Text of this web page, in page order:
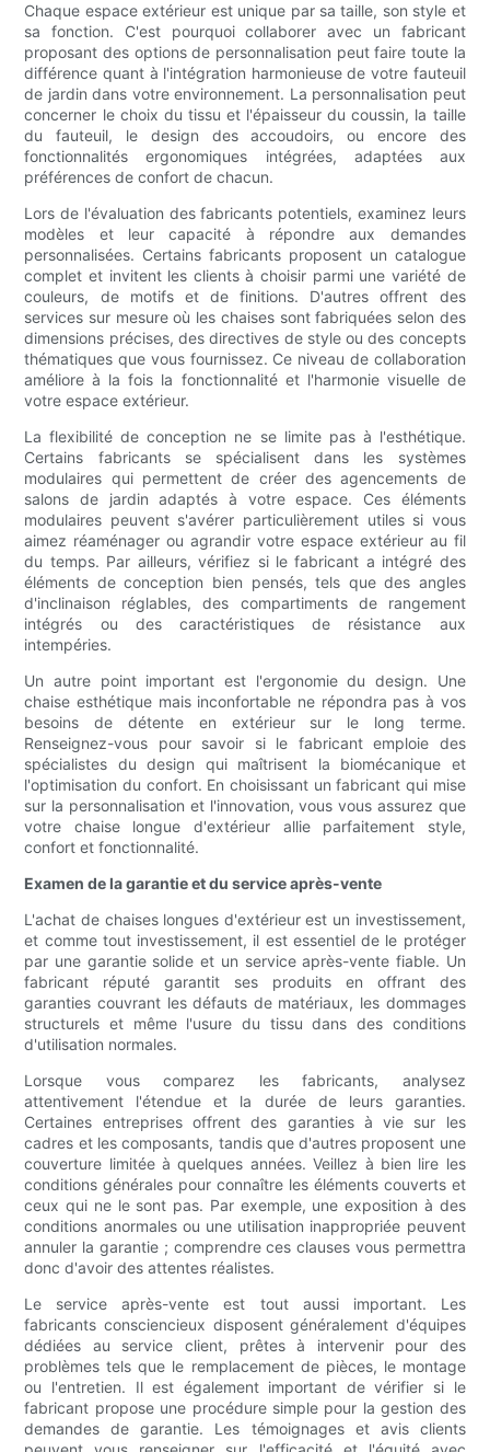
Chaque espace extérieur est unique par sa taille, son style et
sa fonction. C'est pourquoi collaborer avec un fabricant
proposant des options de personnalisation peut faire toute la
différence quant à l'intégration harmonieuse de votre fauteuil
de jardin dans votre environnement. La personnalisation peut
concerner le choix du tissu et l'épaisseur du coussin, la taille
du fauteuil, le design des accoudoirs, ou encore des
fonctionnalités ergonomiques intégrées, adaptées aux
préférences de confort de chacun.
Lors de l'évaluation des fabricants potentiels, examinez leurs
modèles et leur capacité à répondre aux demandes
personnalisées. Certains fabricants proposent un catalogue
complet et invitent les clients à choisir parmi une variété de
couleurs, de motifs et de finitions. D'autres offrent des
services sur mesure où les chaises sont fabriquées selon des
dimensions précises, des directives de style ou des concepts
thématiques que vous fournissez. Ce niveau de collaboration
améliore à la fois la fonctionnalité et l'harmonie visuelle de
votre espace extérieur.
La flexibilité de conception ne se limite pas à l'esthétique.
Certains fabricants se spécialisent dans les systèmes
modulaires qui permettent de créer des agencements de
salons de jardin adaptés à votre espace. Ces éléments
modulaires peuvent s'avérer particulièrement utiles si vous
aimez réaménager ou agrandir votre espace extérieur au fil
du temps. Par ailleurs, vérifiez si le fabricant a intégré des
éléments de conception bien pensés, tels que des angles
d'inclinaison réglables, des compartiments de rangement
intégrés ou des caractéristiques de résistance aux
intempéries.
Un autre point important est l'ergonomie du design. Une
chaise esthétique mais inconfortable ne répondra pas à vos
besoins de détente en extérieur sur le long terme.
Renseignez-vous pour savoir si le fabricant emploie des
spécialistes du design qui maîtrisent la biomécanique et
l'optimisation du confort. En choisissant un fabricant qui mise
sur la personnalisation et l'innovation, vous vous assurez que
votre chaise longue d'extérieur allie parfaitement style,
confort et fonctionnalité.
Examen de la garantie et du service après-vente
L'achat de chaises longues d'extérieur est un investissement,
et comme tout investissement, il est essentiel de le protéger
par une garantie solide et un service après-vente fiable. Un
fabricant réputé garantit ses produits en offrant des
garanties couvrant les défauts de matériaux, les dommages
structurels et même l'usure du tissu dans des conditions
d'utilisation normales.
Lorsque vous comparez les fabricants, analysez
attentivement l'étendue et la durée de leurs garanties.
Certaines entreprises offrent des garanties à vie sur les
cadres et les composants, tandis que d'autres proposent une
couverture limitée à quelques années. Veillez à bien lire les
conditions générales pour connaître les éléments couverts et
ceux qui ne le sont pas. Par exemple, une exposition à des
conditions anormales ou une utilisation inappropriée peuvent
annuler la garantie ; comprendre ces clauses vous permettra
donc d'avoir des attentes réalistes.
Le service après-vente est tout aussi important. Les
fabricants consciencieux disposent généralement d'équipes
dédiées au service client, prêtes à intervenir pour des
problèmes tels que le remplacement de pièces, le montage
ou l'entretien. Il est également important de vérifier si le
fabricant propose une procédure simple pour la gestion des
demandes de garantie. Les témoignages et avis clients